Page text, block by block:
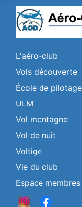
L'aéro-club
Vols découverte
École de pilotage
ULM
Vol montagne
Vol de nuit
Voltige
Vie du club
Espace membres